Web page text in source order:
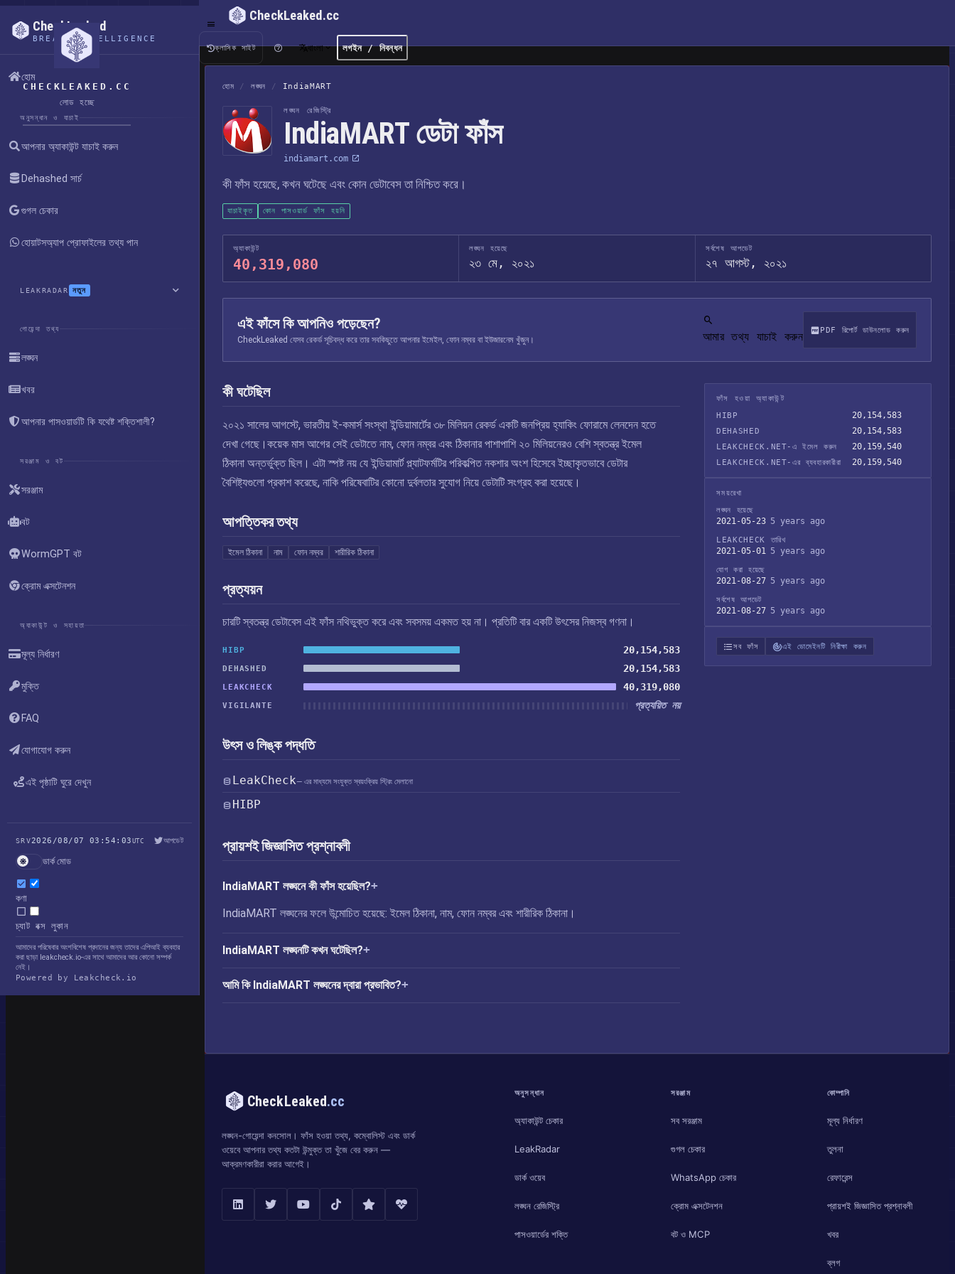
CHECKLEAKED.CC
লোড হচ্ছে
CheckLeaked
BREACH INTELLIGENCE
হোম
অনুসন্ধান ও যাচাই
আপনার অ্যাকাউন্ট যাচাই করুন
Dehashed সার্চ
গুগল চেকার
হোয়াটসঅ্যাপ প্রোফাইলের তথ্য পান
LEAKRADAR নতুন
গোয়েন্দা তথ্য
লঙ্ঘন
খবর
আপনার পাসওয়ার্ডটি কি যথেষ্ট শক্তিশালী?
সরঞ্জাম ও বট
সরঞ্জাম
বট
WormGPT বট
ক্রোম এক্সটেনশন
অ্যাকাউন্ট ও সহায়তা
মূল্য নির্ধারণ
মুক্তি
FAQ
যোগাযোগ করুন
এই পৃষ্ঠাটি ঘুরে দেখুন
SRV2026/08/07 03:54:03UTC আপডেট
ডার্ক মোড
কণা
চ্যাট বক্স লুকান
আমাদের পরিষেবার অংশবিশেষ প্রদানের জন্য তাদের এপিআই ব্যবহার
করা ছাড়া leakcheck.io-এর সাথে আমাদের আর কোনো সম্পর্ক
নেই।
Powered by Leakcheck.io
CheckLeaked.cc
ক্লাসিক সাইট বাংলা লগইন / নিবন্ধন
হোম / লঙ্ঘন / IndiaMART
লঙ্ঘন রেজিস্ট্রি
IndiaMART ডেটা ফাঁস
indiamart.com
কী ফাঁস হয়েছে, কখন ঘটেছে এবং কোন ডেটাবেস তা নিশ্চিত করে।
যাচাইকৃত কোন পাসওয়ার্ড ফাঁস হয়নি
অ্যাকাউন্ট
40,319,080
লঙ্ঘন হয়েছে
২৩ মে, ২০২১
সর্বশেষ আপডেট
২৭ আগস্ট, ২০২১
এই ফাঁসে কি আপনিও পড়েছেন?
CheckLeaked যেসব রেকর্ড সূচিবদ্ধ করে তার সবকিছুতে আপনার ইমেইল, ফোন নম্বর বা ইউজারনেম খুঁজুন। আমার তথ্য যাচাই করুন PDF রিপোর্ট ডাউনলোড করুন
কী ঘটেছিল
২০২১ সালের আগস্টে, ভারতীয় ই-কমার্স সংস্থা ইন্ডিয়ামার্টের ৩৮ মিলিয়ন রেকর্ড একটি জনপ্রিয় হ্যাকিং ফোরামে লেনদেন হতে
দেখা গেছে।কয়েক মাস আগের সেই ডেটাতে নাম, ফোন নম্বর এবং ঠিকানার পাশাপাশি ২০ মিলিয়নেরও বেশি স্বতন্ত্র ইমেল
ঠিকানা অন্তর্ভুক্ত ছিল। এটা স্পষ্ট নয় যে ইন্ডিয়ামার্ট প্ল্যাটফর্মটির পরিকল্পিত নকশার অংশ হিসেবে ইচ্ছাকৃতভাবে ডেটার
বৈশিষ্ট্যগুলো প্রকাশ করেছে, নাকি পরিষেবাটির কোনো দুর্বলতার সুযোগ নিয়ে ডেটাটি সংগ্রহ করা হয়েছে।
আপত্তিকর তথ্য
ইমেল ঠিকানা নাম ফোন নম্বর শারীরিক ঠিকানা
প্রত্যয়ন
চারটি স্বতন্ত্র ডেটাবেস এই ফাঁস নথিভুক্ত করে এবং সবসময় একমত হয় না। প্রতিটি বার একটি উৎসের নিজস্ব গণনা।
HIBP 20,154,583
DEHASHED 20,154,583
LEAKCHECK 40,319,080
VIGILANTE প্রত্যয়িত নয়
উৎস ও লিঙ্ক পদ্ধতি
LeakCheck— এর মাধ্যমে সংযুক্ত স্বয়ংক্রিয় স্ট্রিং মেলানো
HIBP
প্রায়শই জিজ্ঞাসিত প্রশ্নাবলী
IndiaMART লঙ্ঘনে কী ফাঁস হয়েছিল?
IndiaMART লঙ্ঘনের ফলে উন্মোচিত হয়েছে: ইমেল ঠিকানা, নাম, ফোন নম্বর এবং শারীরিক ঠিকানা।
IndiaMART লঙ্ঘনটি কখন ঘটেছিল?
আমি কি IndiaMART লঙ্ঘনের দ্বারা প্রভাবিত?
ফাঁস হওয়া অ্যাকাউন্ট
HIBP
20,154,583
DEHASHED 20,154,583
LEAKCHECK.NET-এ ইমেল করুন 20,159,540
LEAKCHECK.NET-এর ব্যবহারকারীরা 20,159,540
সময়রেখা
লঙ্ঘন হয়েছে
2021-05-23 5 years ago
LEAKCHECK তারিখ
2021-05-01 5 years ago
যোগ করা হয়েছে
2021-08-27 5 years ago
সর্বশেষ আপডেট
2021-08-27 5 years ago
সব ফাঁস এই ডোমেইনটি নিরীক্ষা করুন
CheckLeaked.cc
লঙ্ঘন-গোয়েন্দা কনসোল। ফাঁস হওয়া তথ্য, কম্বোলিস্ট এবং ডার্ক
ওয়েবে আপনার তথ্য কতটা উন্মুক্ত তা খুঁজে বের করুন —
আক্রমণকারীরা করার আগেই।
অনুসন্ধান
অ্যাকাউন্ট চেকার
LeakRadar
ডার্ক ওয়েব
লঙ্ঘন রেজিস্ট্রি
পাসওয়ার্ডের শক্তি
সরঞ্জাম
সব সরঞ্জাম
গুগল চেকার
WhatsApp চেকার
ক্রোম এক্সটেনশন
বট ও MCP
কোম্পানি
মূল্য নির্ধারণ
তুলনা
রেফারেন্স
প্রায়শই জিজ্ঞাসিত প্রশ্নাবলী
খবর
ব্লগ